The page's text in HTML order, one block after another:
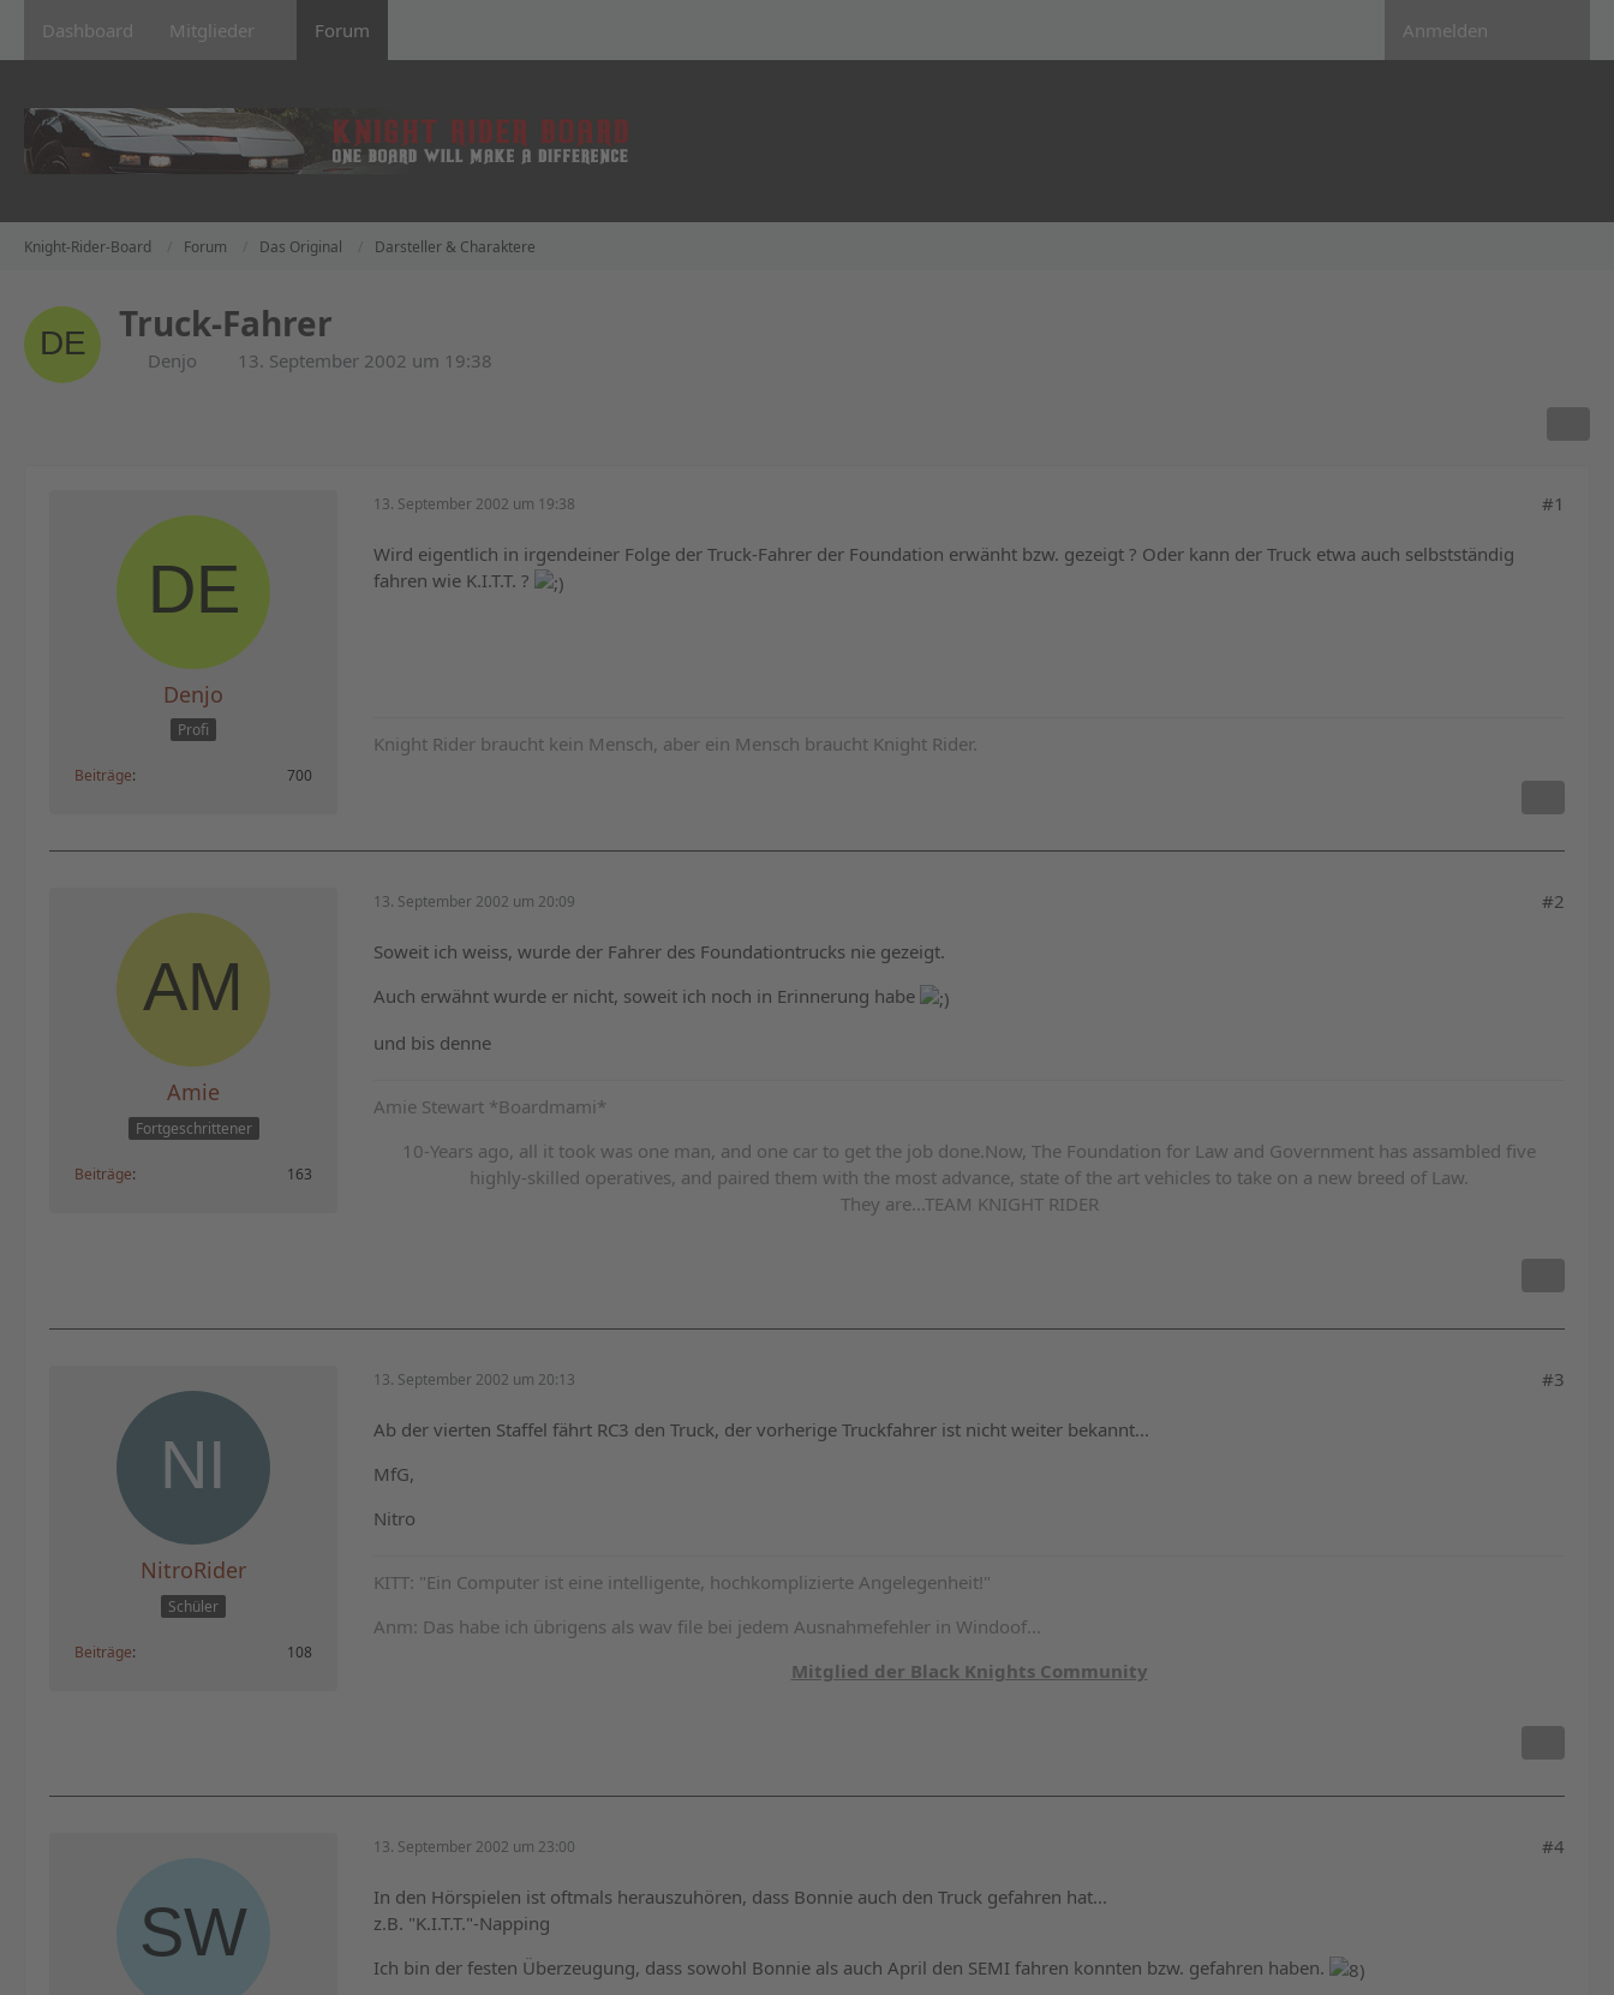
Dashboard Mitglieder Forum Anmelden
Knight-Rider-Board Forum Das Original Darsteller & Charaktere
Truck-Fahrer
Denjo 13. September 2002 um 19:38
Denjo
Profi
Beiträge 700
13. September 2002 um 19:38 #1
Wird eigentlich in irgendeiner Folge der Truck-Fahrer der Foundation erwänht bzw. gezeigt ? Oder kann der Truck etwa auch selbstständig
fahren wie K.I.T.T. ?
Knight Rider braucht kein Mensch, aber ein Mensch braucht Knight Rider.
Amie
Fortgeschrittener
Beiträge 163
13. September 2002 um 20:09 #2
Soweit ich weiss, wurde der Fahrer des Foundationtrucks nie gezeigt.
Auch erwähnt wurde er nicht, soweit ich noch in Erinnerung habe
und bis denne
Amie Stewart *Boardmami*
10-Years ago, all it took was one man, and one car to get the job done.Now, The Foundation for Law and Government has assambled five
highly-skilled operatives, and paired them with the most advance, state of the art vehicles to take on a new breed of Law.
They are...TEAM KNIGHT RIDER
NitroRider
Schüler
Beiträge 108
13. September 2002 um 20:13 #3
Ab der vierten Staffel fährt RC3 den Truck, der vorherige Truckfahrer ist nicht weiter bekannt...
MfG,
Nitro
KITT: "Ein Computer ist eine intelligente, hochkomplizierte Angelegenheit!"
Anm: Das habe ich übrigens als wav file bei jedem Ausnahmefehler in Windoof...
Mitglied der Black Knights Community
13. September 2002 um 23:00 #4
In den Hörspielen ist oftmals herauszuhören, dass Bonnie auch den Truck gefahren hat...
z.B. "K.I.T.T."-Napping
Ich bin der festen Überzeugung, dass sowohl Bonnie als auch April den SEMI fahren konnten bzw. gefahren haben.